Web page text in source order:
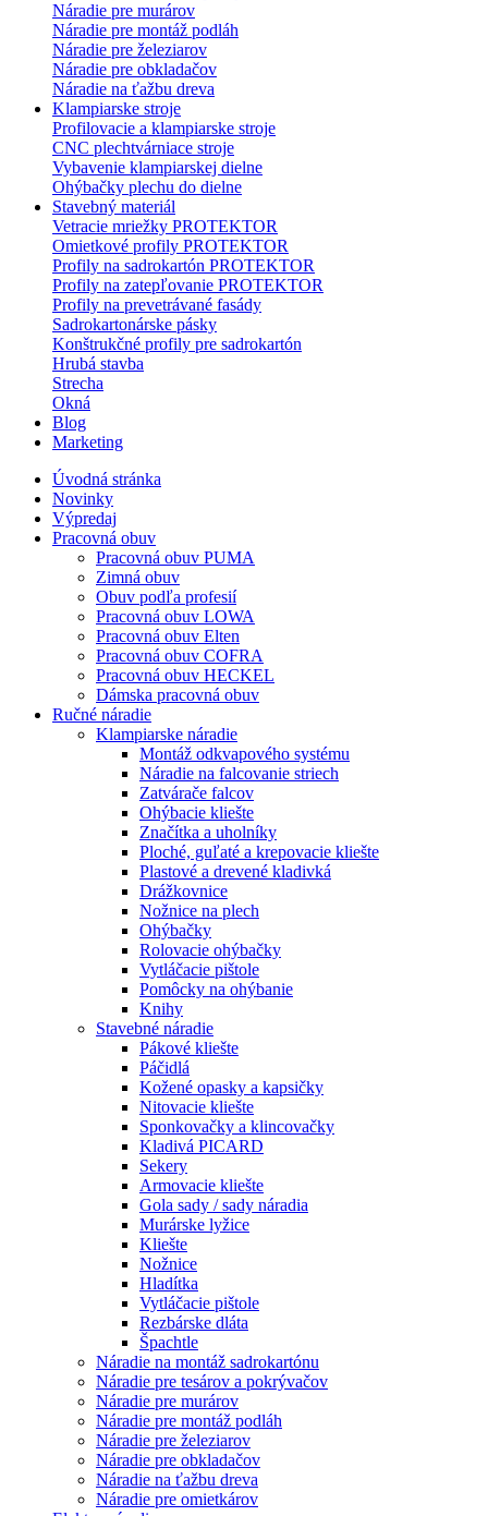
Náradie pre murárov
Náradie pre montáž podláh
Náradie pre železiarov
Náradie pre obkladačov
Náradie na ťažbu dreva
Klampiarske stroje
Profilovacie a klampiarske stroje
CNC plechtvárniace stroje
Vybavenie klampiarskej dielne
Ohýbačky plechu do dielne
Stavebný materiál
Vetracie mriežky PROTEKTOR
Omietkové profily PROTEKTOR
Profily na sadrokartón PROTEKTOR
Profily na zatepľovanie PROTEKTOR
Profily na prevetrávané fasády
Sadrokartonárske pásky
Konštrukčné profily pre sadrokartón
Hrubá stavba
Strecha
Okná
Blog
Marketing
Úvodná stránka
Novinky
Výpredaj
Pracovná obuv
Pracovná obuv PUMA
Zimná obuv
Obuv podľa profesií
Pracovná obuv LOWA
Pracovná obuv Elten
Pracovná obuv COFRA
Pracovná obuv HECKEL
Dámska pracovná obuv
Ručné náradie
Klampiarske náradie
Montáž odkvapového systému
Náradie na falcovanie striech
Zatvárače falcov
Ohýbacie kliešte
Značítka a uholníky
Ploché, guľaté a krepovacie kliešte
Plastové a drevené kladivká
Drážkovnice
Nožnice na plech
Ohýbačky
Rolovacie ohýbačky
Vytláčacie pištole
Pomôcky na ohýbanie
Knihy
Stavebné náradie
Pákové kliešte
Páčidlá
Kožené opasky a kapsičky
Nitovacie kliešte
Sponkovačky a klincovačky
Kladivá PICARD
Sekery
Armovacie kliešte
Gola sady / sady náradia
Murárske lyžice
Kliešte
Nožnice
Hladítka
Vytláčacie pištole
Rezbárske dláta
Špachtle
Náradie na montáž sadrokartónu
Náradie pre tesárov a pokrývačov
Náradie pre murárov
Náradie pre montáž podláh
Náradie pre železiarov
Náradie pre obkladačov
Náradie na ťažbu dreva
Náradie pre omietkárov